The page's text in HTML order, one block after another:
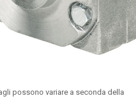
possono variare a seconda della